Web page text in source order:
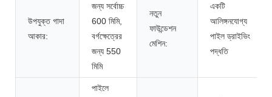
উপযুক্ত গাদা
আকার:
জন্য সর্বোচ্চ
600 মিমি,
বর্গক্ষেত্রের
জন্য 550
মিমি
নতুন
ফাউন্ডেশন
মেশিন:
একটি
আলিঙ্গনযোগ্য
পাইল ড্রাইভিং
পদ্ধতি
পাইলে